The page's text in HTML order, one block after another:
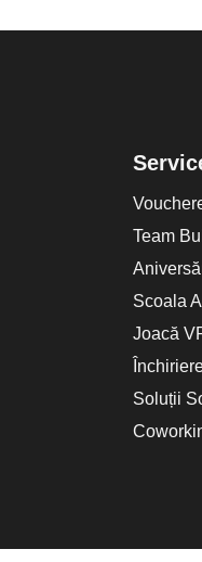
Team
Scoala
Joacă
Soluții